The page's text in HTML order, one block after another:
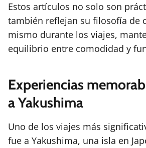
Estos artículos no solo son
también reflejan su filosofía de
mismo durante los viajes,
equilibrio entre comodidad y
Experiencias
a Yakushima
Uno de los viajes más
fue a Yakushima, una isla en